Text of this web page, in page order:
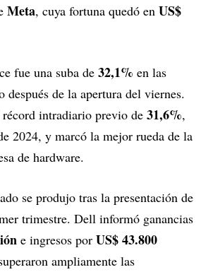
Meta, cuya fortuna quedó en US$
fue una suba de 32,1% en las
después de la apertura del viernes.
intradiario previo de 31,6%,
2024, y marcó la mejor rueda de la
de hardware.
se produjo tras la presentación de
trimestre. Dell informó ganancias
e ingresos por US$ 43.800
ampliamente las